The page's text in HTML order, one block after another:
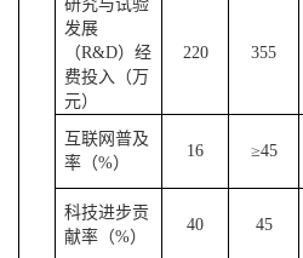
研究与试验
发展
（R&D）经
费投入（万
元）
220 355
互联网普及
率（%）
16 ≥45
科技进步贡
献率（%）
40 45